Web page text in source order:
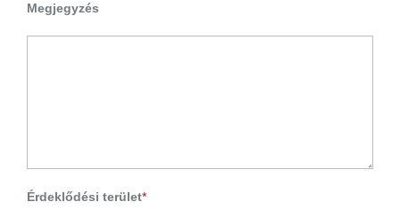
Megjegyzés
Érdeklődési terület*